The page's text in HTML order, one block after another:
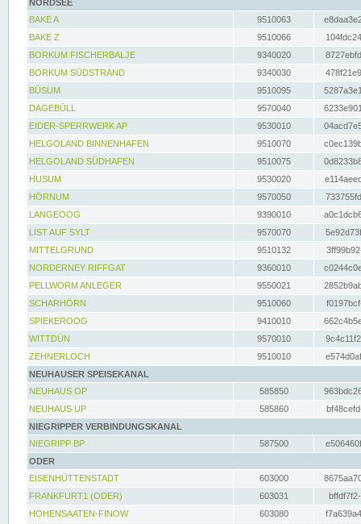
NORDSEE
BAKE A
9510063
BAKE Z
9510066
BORKUM FISCHERBALJE
9340020
BORKUM SÜDSTRAND
9340030
BÜSUM
9510095
DAGEBÜLL
9570040
EIDER-SPERRWERK AP
9530010
HELGOLAND BINNENHAFEN
9510070
HELGOLAND SÜDHAFEN
9510075
HUSUM
9530020
HÖRNUM
9570050
LANGEOOG
9390010
LIST AUF SYLT
9570070
MITTELGRUND
9510132
NORDERNEY RIFFGAT
9360010
PELLWORM ANLEGER
9550021
SCHARHÖRN
9510060
SPIEKEROOG
9410010
WITTDÜN
9570010
ZEHNERLOCH
9510010
NEUHAUSER SPEISEKANAL
NEUHAUS OP
585850
NEUHAUS UP
585860
NIEGRIPPER VERBINDUNGSKANAL
NIEGRIPP BP
587500
ODER
EISENHÜTTENSTADT
603000
FRANKFURT1 (ODER)
603031
HOHENSAATEN-FINOW
603080